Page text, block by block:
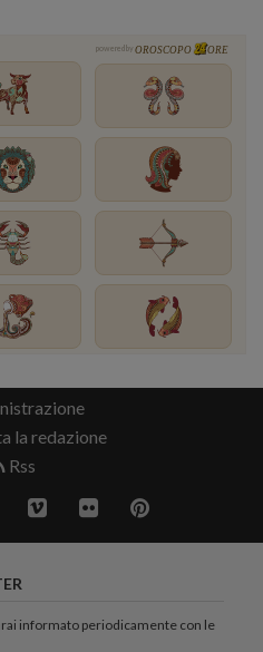
powered by OROSCOPO ORE
la redazione
Rss
informato periodicamente con le